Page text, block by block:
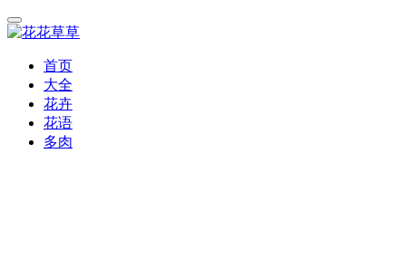
首页
大全
花卉
花语
多肉